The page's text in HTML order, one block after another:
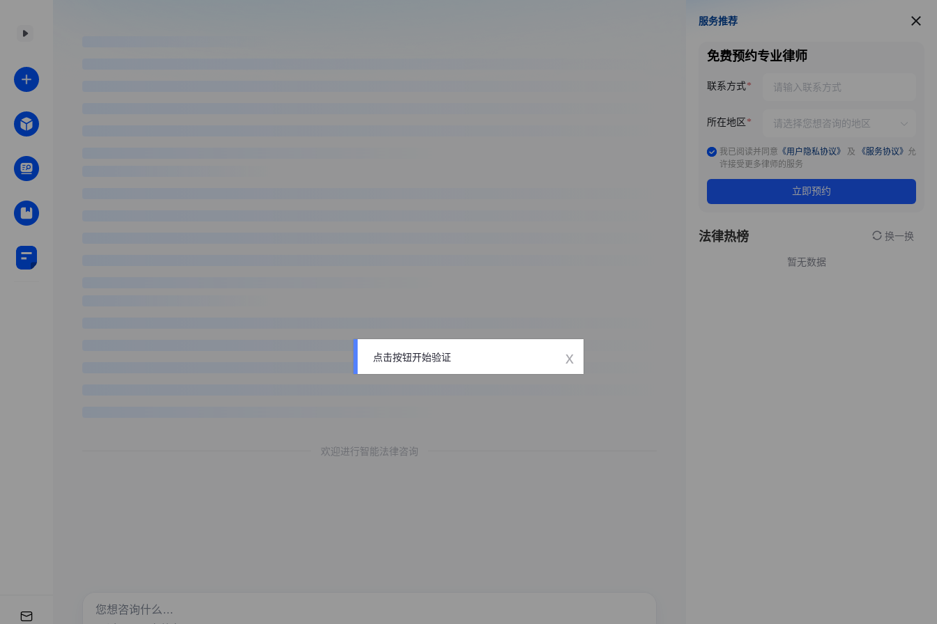
欢迎进行智能法律咨询
服务推荐
服务推荐
免费预约专业律师
联系方式
所在地区
我已阅读并同意 《用户隐私协议》 及 《服务协议》 允
许接受更多律师的服务
立即预约
法律热榜 换一换
暂无数据
点击按钮开始验证 x